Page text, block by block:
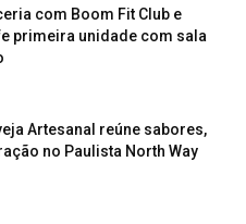
com Boom Fit Club e
primeira unidade com sala
Artesanal reúne sabores,
no Paulista North Way